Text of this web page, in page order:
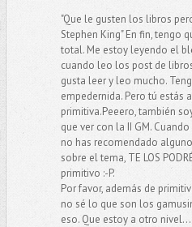
"Que le gusten los libros
Stephen King" En fin, tengo
total. Me estoy leyendo el
cuando leo los post de
gusta leer y leo mucho.
empedernida. Pero tú estás
primitiva.Peeero, también
que ver con la II GM.
no has recomendado
sobre el tema, TE LOS
primitivo :-P.
Por favor, además de
no sé lo que son los
eso. Que estoy a otro